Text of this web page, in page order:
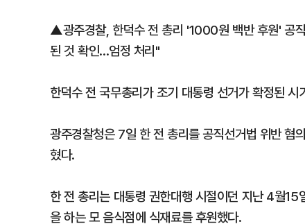
▲광주경찰, 한덕수 전 총리 '1000원 백반 후원' 공
된 것 확인...엄정 처리"
한덕수 전 국무총리가 조기 대통령 선거가 확정된
광주경찰청은 7일 한 전 총리를 공직선거법 위반 혐
혔다.
한 전 총리는 대통령 권한대행 시절이던 지난 4월
을 하는 모 음식점에 식재료를 후원했다.